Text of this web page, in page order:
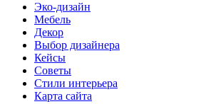
Эко-дизайн
Мебель
Декор
Выбор дизайнера
Кейсы
Советы
Стили интерьера
Карта сайта